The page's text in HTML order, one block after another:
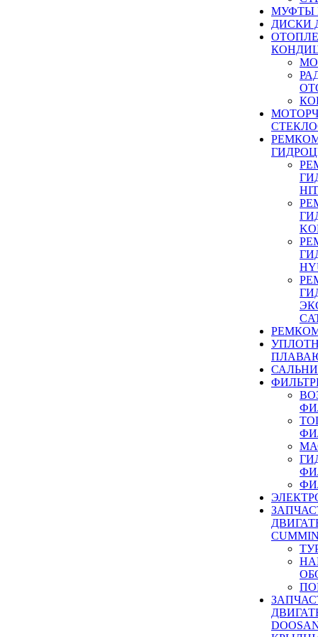
МУФТЫ
ДИСКИ